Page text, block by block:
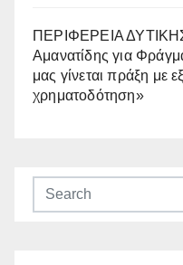
ΠΕΡΙΦΕΡΕΙΑ
Αμανατίδης για
μας γίνεται πράξη με
χρηματοδότηση»